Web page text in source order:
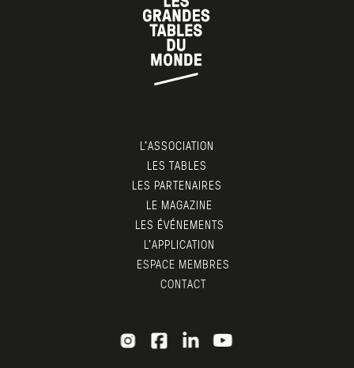
L’ASSOCIATION
LES TABLES
LES PARTENAIRES
LE MAGAZINE
LES ÉVÉNEMENTS
L’APPLICATION
ESPACE MEMBRES
CONTACT